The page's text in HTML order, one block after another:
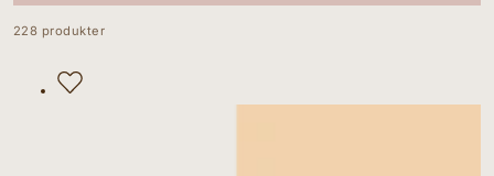
228 produkter